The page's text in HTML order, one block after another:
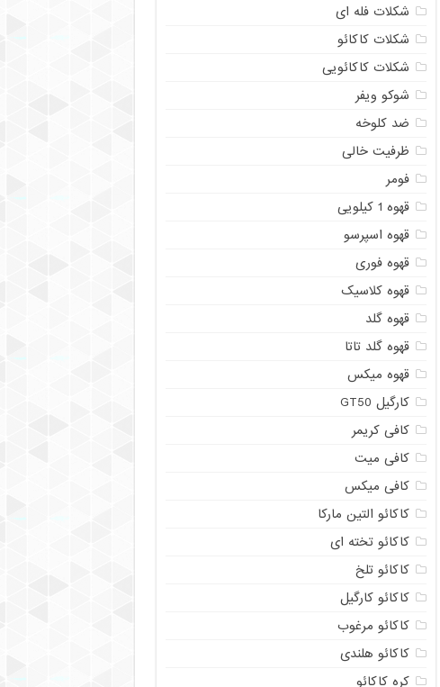
شکلات فله ای
شکلات کاکائو
شکلات کاکائویی
شوکو ویفر
ضد کلوخه
ظرفیت خالی
فومر
قهوه 1 کیلویی
قهوه اسپرسو
قهوه فوری
قهوه کلاسیک
قهوه گلد
قهوه گلد تاتا
قهوه میکس
کارگیل GT50
کافی کریمر
کافی میت
کافی میکس
کاکائو التین مارکا
کاکائو تخته ای
کاکائو تلخ
کاکائو کارگیل
کاکائو مرغوب
کاکائو هلندی
کره کاکائو